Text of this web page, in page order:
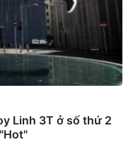
Linh 3T ở số thứ 2